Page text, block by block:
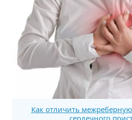
Как отличить
сердечного